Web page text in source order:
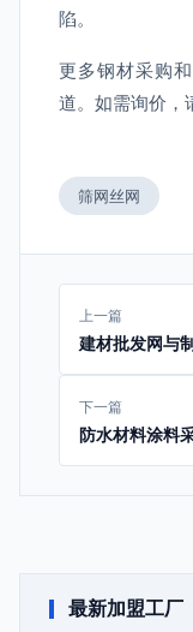
陷。
更多钢材采购
道。如需询价，
筛网丝网
上一篇
建材批发网与
下一篇
防水材料涂料
最新加盟工厂